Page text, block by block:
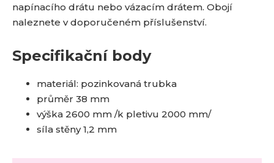
napínacího drátu nebo vázacím drátem. Obojí
naleznete v doporučeném příslušenství.
Specifikační body
materiál: pozinkovaná trubka
průměr 38 mm
výška 2600 mm /k pletivu 2000 mm/
síla stěny 1,2 mm